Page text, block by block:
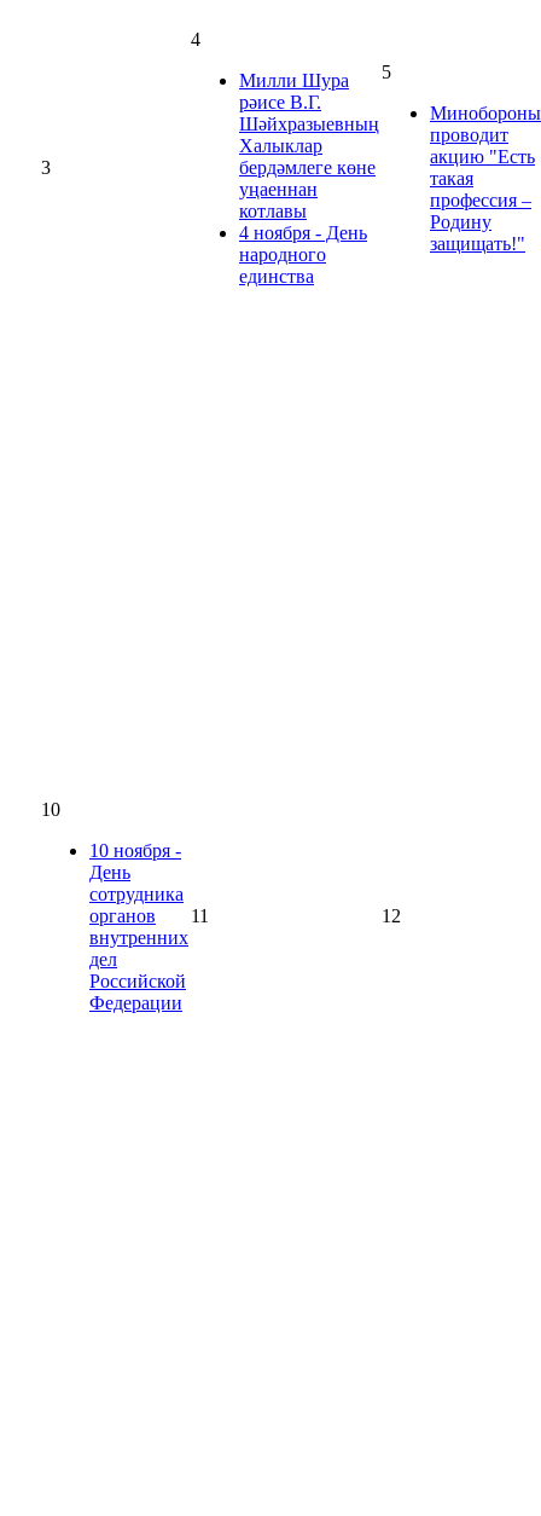
3
4
Милли Шура
рәисе В.Г.
Шәйхразыевның
Халыклар
бердәмлеге көне
уңаеннан
котлавы
4 ноября - День
народного
единства
5
Минобороны
проводит
акцию "Есть
такая
профессия –
Родину
защищать!"
10
10 ноября -
День
сотрудника
органов
внутренних
дел
Российской
Федерации
11 12